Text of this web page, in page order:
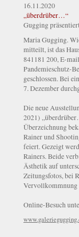
16.11.2020
„überdrüber…“
Gugging
Maria Gugging.
mitteilt, ist das
841181 200, E-
Pandemieschutz-
geschlossen. Bei
7. Dezember
Die neue
2021)
Überzeichnung
Rainer und
feiert. Gezeigt
Rainers. Beide
Ästhetik auf
Zeitungsfotos, bei
Vervollkommnung
Online-Besuch